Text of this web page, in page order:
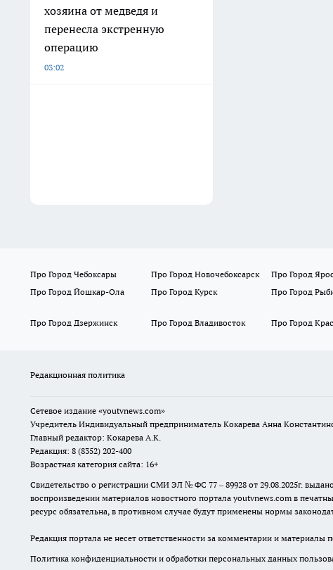
хозяина от медведя и
перенесла экстренную
операцию
03:02
Про Город Чебоксары Про Город Новочебоксарск Про Город
Про Город Йошкар-Ола
Про Город Курск Про Город
Про Город Дзержинск
Про Город Владивосток Про Город
Редакционная политика
Сетевое издание «youtvnews.com»
Учредитель Индивидуальный предприниматель Кокарева Анна
Главный редактор: Кокарева А.К.
Редакция: 8 (8352) 202-400
Возрастная категория сайта: 16+
Свидетельство о регистрации СМИ ЭЛ № ФС 77 – 89928 от 29.08.2025г.
воспроизведении материалов новостного портала youtvnews.com в
ресурс обязательна, в противном случае будут применены нормы
Редакция портала не несет ответственности за комментарии и
Политика конфиденциальности и обработки персональных данных